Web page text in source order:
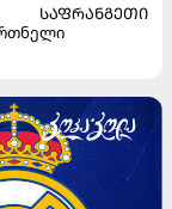
ᲡᲐᲤᲠᲐᲜᲒᲔᲗᲘ